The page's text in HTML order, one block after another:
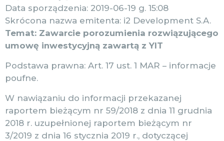
Data sporządzenia: 2019-06-19 g. 15:08
Skrócona nazwa emitenta: i2 Development S.A.
Temat: Zawarcie porozumienia rozwiązującego
umowę inwestycyjną zawartą z YIT
Podstawa prawna: Art. 17 ust. 1 MAR – informacje
poufne.
W nawiązaniu do informacji przekazanej
raportem bieżącym nr 59/2018 z dnia 11 grudnia
2018 r. uzupełnionej raportem bieżącym nr
3/2019 z dnia 16 stycznia 2019 r., dotyczącej